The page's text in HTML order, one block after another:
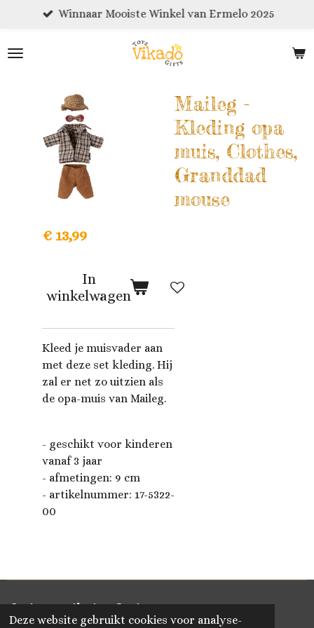
Deze website gebruikt cookies voor analyse-
naar
Winnaar Mooiste Winkel van Ermelo 2025
Maileg -
Kleding opa
muis, Clothes,
Granddad
mouse
€ 13,99
In
winkelwagen
Kleed je muisvader aan
met deze set kleding. Hij
zal er net zo uitzien als
de opa-muis van Maileg.
- geschikt voor kinderen
vanaf 3 jaar
- afmetingen: 9 cm
- artikelnummer: 17-5322-
00
Delen Deel Share Delen